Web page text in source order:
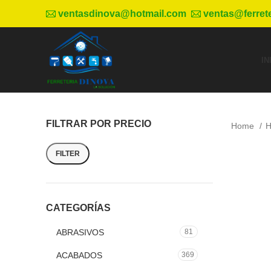
ventasdinova@hotmail.com
FILTRAR POR PRECIO
FILTER
CATEGORÍAS
ABRASIVOS 81
ACABADOS 369
Home